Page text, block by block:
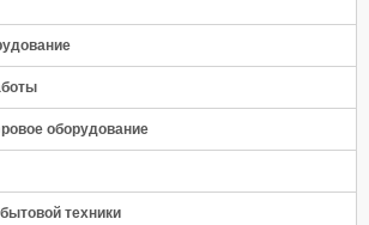
оборудование
техники